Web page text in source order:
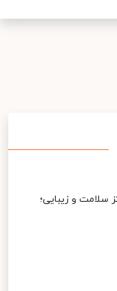
سلامت و زیبایی؛